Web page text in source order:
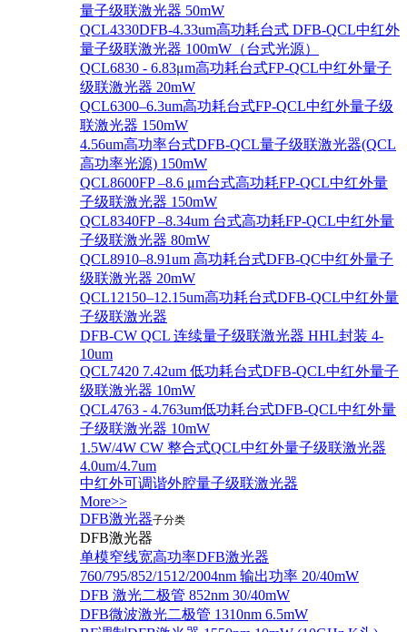
量子级联激光器 50mW
QCL4330DFB-4.33um高功耗台式 DFB-QCL中红外
量子级联激光器 100mW（台式光源）
QCL6830 - 6.83μm高功耗台式FP-QCL中红外量子
级联激光器 20mW
QCL6300–6.3um高功耗台式FP-QCL中红外量子级
联激光器 150mW
4.56um高功率台式DFB-QCL量子级联激光器(QCL
高功率光源) 150mW
QCL8600FP –8.6 μm台式高功耗FP-QCL中红外量
子级联激光器 150mW
QCL8340FP –8.34um 台式高功耗FP-QCL中红外量
子级联激光器 80mW
QCL8910–8.91um 高功耗台式DFB-QC中红外量子
级联激光器 20mW
QCL12150–12.15um高功耗台式DFB-QCL中红外量
子级联激光器
DFB-CW QCL 连续量子级联激光器 HHL封装 4-
10um
QCL7420 7.42um 低功耗台式DFB-QCL中红外量子
级联激光器 10mW
QCL4763 - 4.763um低功耗台式DFB-QCL中红外量
子级联激光器 10mW
1.5W/4W CW 整合式QCL中红外量子级联激光器
4.0um/4.7um
中红外可调谐外腔量子级联激光器
More>>
DFB激光器子分类
DFB激光器
单模窄线宽高功率DFB激光器
760/795/852/1512/2004nm 输出功率 20/40mW
DFB 激光二极管 852nm 30/40mW
DFB微波激光二极管 1310nm 6.5mW